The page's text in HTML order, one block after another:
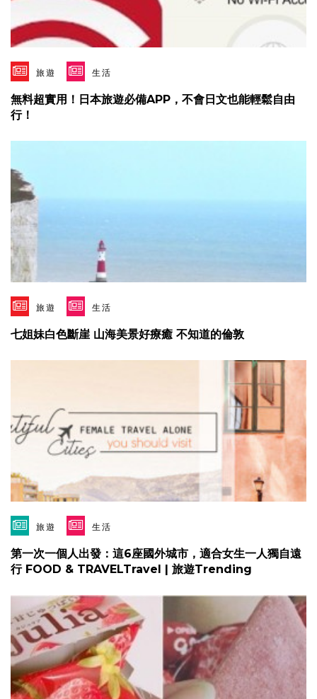
旅遊 生活
無料超實用！日本旅遊必備APP，不會日文也能輕鬆自由
行！
旅遊 生活
七姐妹白色斷崖 山海美景好療癒 不知道的倫敦
旅遊 生活
第一次一個人出發：這6座國外城市，適合女生一人獨自遠
行 FOOD & TRAVELTravel | 旅遊Trending